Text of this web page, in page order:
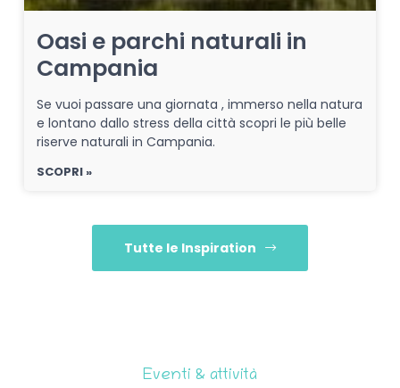
Oasi e parchi naturali in
Campania
Se vuoi passare una giornata , immerso nella natura
e lontano dallo stress della città scopri le più belle
riserve naturali in Campania.
SCOPRI »
Tutte le Inspiration
Eventi & attività